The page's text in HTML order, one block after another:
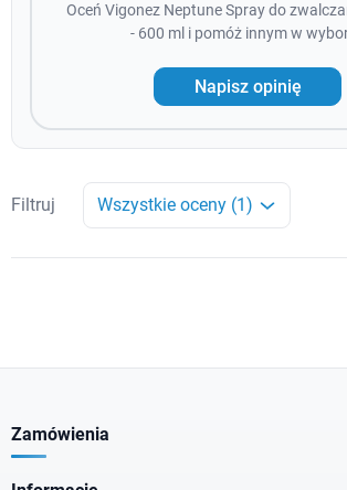
Oceń Vigonez Neptune Spray do
- 600 ml i pomóż innym w
Napisz opinię
Filtruj Wszystkie oceny (1)
Zamówienia